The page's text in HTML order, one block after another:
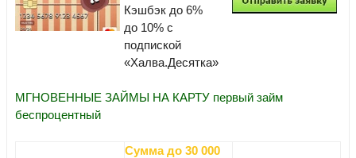
Кэшбэк до 6%
до 10% с
подпиской
«Халва.Десятка»
МГНОВЕННЫЕ ЗАЙМЫ НА КАРТУ первый займ
беспроцентный
Сумма до 30 000